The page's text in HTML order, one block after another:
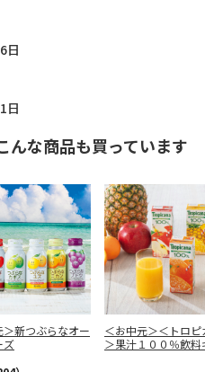
日
日
んな商品も買っています
＞新つぶらなオー
ズ
＜お中元＞＜トロピ
＞果汁１００％飲料